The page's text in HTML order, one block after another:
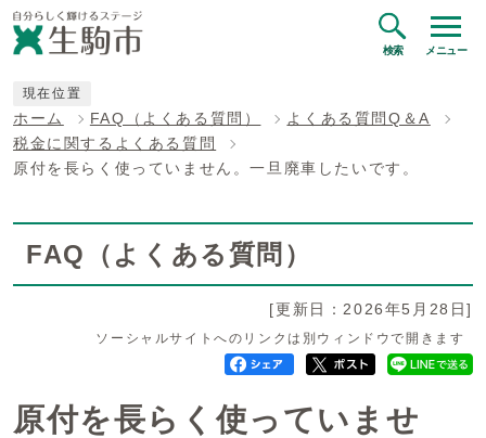
検索 メニュー
現在位置
ホーム FAQ（よくある質問）
よくある質問Q＆A
税金に関するよくある質問
原付を長らく使っていません。一旦廃車したいです。
FAQ（よくある質問）
[更新日：2026年5月28日]
ソーシャルサイトへのリンクは別ウィンドウで開きます
原付を長らく使っていませ